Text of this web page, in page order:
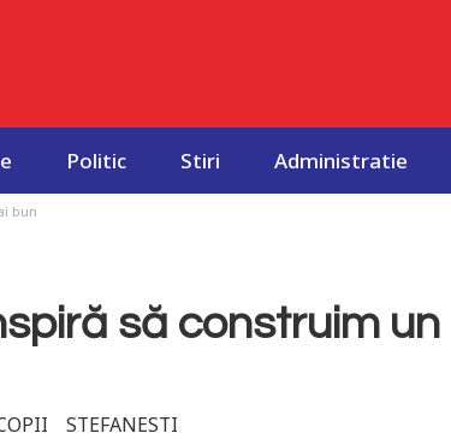
Politic Stiri Administratie
bun
să construim un
STEFANESTI